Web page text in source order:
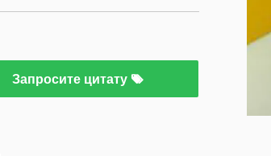
Запросите цитату